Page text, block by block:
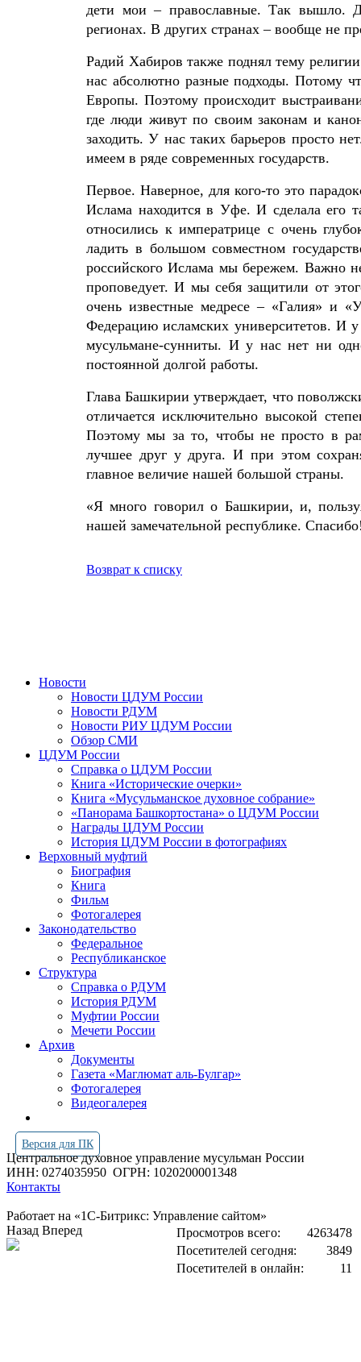
дети мои – православные. Так вышло.
регионах. В других странах – вообще не
Радий Хабиров также поднял тему
нас абсолютно разные подходы. Потому
Европы. Поэтому происходит
где люди живут по своим законам и
заходить. У нас таких барьеров просто
имеем в ряде современных государств.
Первое. Наверное, для кого-то это
Ислама находится в Уфе. И сделала
относились к императрице с очень
ладить в большом совместном
российского Ислама мы бережем. Важно
проповедует. И мы себя защитили от
очень известные медресе – «Галия» и
Федерацию исламских университетов. И
мусульмане-сунниты. И у нас нет ни
постоянной долгой работы.
Глава Башкирии утверждает, что
отличается исключительно высокой
Поэтому мы за то, чтобы не просто в
лучшее друг у друга. И при этом
главное величие нашей большой страны.
«Я много говорил о Башкирии, и,
нашей замечательной республике.
Возврат к списку
Новости
Новости ЦДУМ России
Новости РДУМ
Новости РИУ ЦДУМ России
Обзор СМИ
ЦДУМ России
Справка о ЦДУМ России
Книга «Исторические очерки»
Книга «Мусульманское духовное собрание»
«Панорама Башкортостана» о ЦДУМ России
Награды ЦДУМ России
История ЦДУМ России в фотографиях
Верховный муфтий
Биография
Книга
Фильм
Фотогалерея
Законодательство
Федеральное
Республиканское
Структура
Справка о РДУМ
История РДУМ
Муфтии России
Мечети России
Архив
Документы
Газета «Маглюмат аль-Булгар»
Фотогалерея
Видеогалерея
Версия для ПК
Центральное духовное управление мусульман России
ИНН: 0274035950 ОГРН: 1020200001348
Контакты
Работает на «1С-Битрикс: Управление сайтом»
Просмотров всего:
4263478
Посетителей сегодня:
3849
Посетителей в онлайн:
11
Назад Вперед